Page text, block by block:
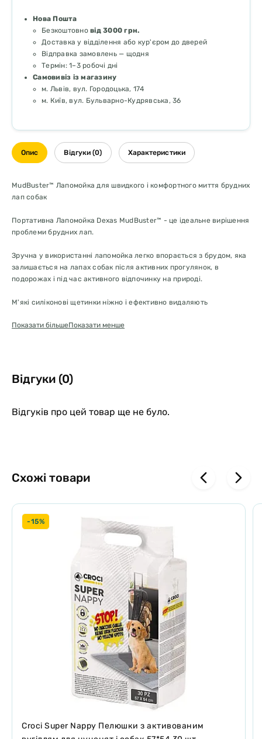
Нова Пошта
Безкоштовно від 3000 грн.
Доставка у відділення або кур'єром до дверей
Відправка замовлень — щодня
Термін: 1–3 робочі дні
Самовивіз із магазину
м. Львів, вул. Городоцька, 174
м. Київ, вул. Бульварно-Кудрявська, 36
Опис Відгуки (0) Характеристики
MudBuster™ Лапомойка для швидкого і комфортного миття брудних
лап собак
Портативна Лапомойка Dexas MudBuster™ - це ідеальне вирішення
проблеми брудних лап.
Зручна у використанні лапомойка легко впорається з брудом, яка
залишається на лапах собак після активних прогулянок, в
подорожах і під час активного відпочинку на природі.
М'які силіконові щетинки ніжно і ефективно видаляють
місцях між пальцями і подушечками лап, тому вся бруд
Зовнішня поверхня лапомойки має рельєфні виступи, завдяки
чому лапомойку зручно тримати в руці, навіть якщо вона волога.
Зручно і просто у використанні: налийте невелику кількість води,
помістіть лапу всередину, покрутіть лапомойку, витягніть лапу і
промийте її під проточною водою. Після висихання лапомойка
СЕРЕДНЯ висота 15 см , діаметр 10 см
Показати більшеПоказати менше
Відгуки (0)
Відгуків про цей товар ще не було.
Схожі товари
-15%
Croci Super Nappy Пелюшки з активованим